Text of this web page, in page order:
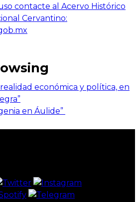
contacte al Acervo Histórico
Cervantino:
económica y política, en
en Áulide”